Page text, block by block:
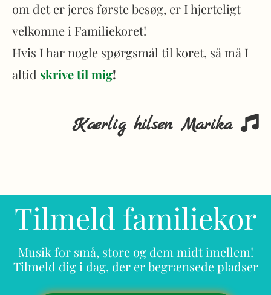
om det er jeres første besøg, er I hjerteligt
velkomne i Familiekoret!
Hvis I har nogle spørgsmål til koret, så må I
altid skrive til mig!
Kærlig hilsen Marika
Tilmeld familiekor
Musik for små, store og dem midt imellem!
Tilmeld dig i dag, der er begrænsede pladser